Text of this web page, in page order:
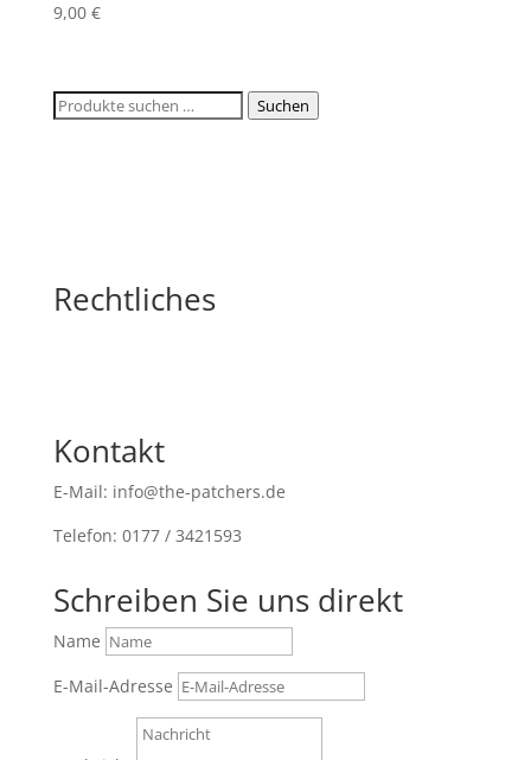
9,00 €
Suchen
Suchen
Rechtliches
Kontakt
E-Mail: info@the-patchers.de
Telefon: 0177 / 3421593
Schreiben Sie uns direkt
Name
E-Mail-Adresse